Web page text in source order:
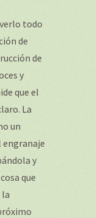
todo
de
de
y
que el
La
un
engranaje
y
que